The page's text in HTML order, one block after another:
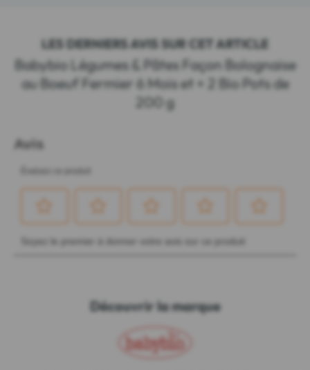
LES DERNIERS AVIS SUR CET ARTICLE
Babybio Légumes & Pâtes Façon Bolognaise
au Boeuf Fermier 6 Mois et + 2 Bio Pots de
200 g
Découvrir la marque